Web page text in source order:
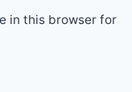
in this browser for